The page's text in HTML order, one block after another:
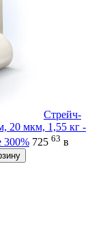
Стрейч-
20 мкм, 1,55 кг -
725 63 в